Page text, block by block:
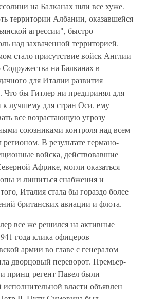
на Балканах шли все хуже.
территории Албании, оказавшейся
агрессии", быстро
над захваченной территорией.
стало присутствие войск Англии
на Балканах в
для Италии развития
Что бы Гитлер ни предпринял для
к лучшему для стран Оси, ему
все возрастающую угрозу
союзниками контроля над всем
В результате германо-
войска, действовавшие
Африке, могли оказаться
и лишиться снабжения и
Италия стала бы гораздо более
британских авиации и флота.
все же решился на активные
года клика офицеров
армии во главе с генералом
дворцовый переворот. Премьер-
принц-регент Павел были
власти объявлен